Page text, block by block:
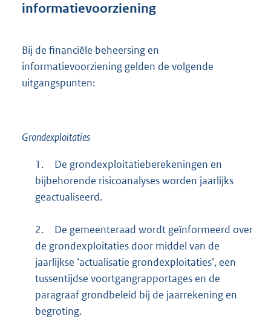
informatievoorziening
Bij de financiële beheersing en
informatievoorziening gelden de volgende
uitgangspunten:
Grondexploitaties
1.
De grondexploitatieberekeningen en
bijbehorende risicoanalyses worden jaarlijks
geactualiseerd.
2.
De gemeenteraad wordt geïnformeerd over
de grondexploitaties door middel van de
jaarlijkse ‘actualisatie grondexploitaties’, een
tussentijdse voortgangrapportages en de
paragraaf grondbeleid bij de jaarrekening en
begroting.